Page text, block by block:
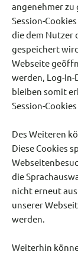
angenehmer zu
Session-
die dem Nutzer
gespeichert
Webseite
werden, Log-
bleiben somit
Session-
Des Weiteren
Diese Cookies
die
nicht erneut
unserer
werden.
Weiterhin